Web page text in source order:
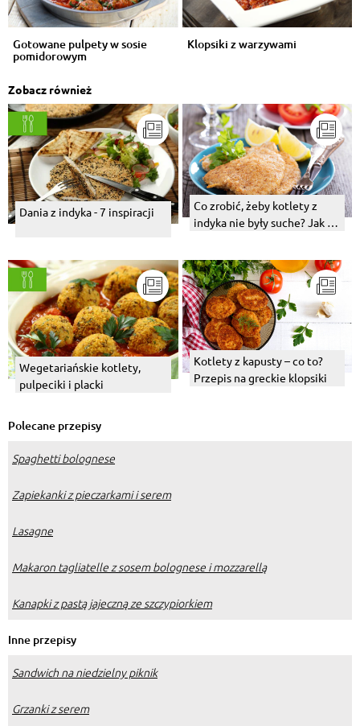
Gotowane pulpety w sosie
pomidorowym
Klopsiki z warzywami
Zobacz również
Dania z indyka - 7 inspiracji
Co zrobić, żeby kotlety z
indyka nie były suche? Jak je
Wegetariańskie kotlety,
pulpeciki i placki
Kotlety z kapusty – co to?
Przepis na greckie klopsiki
Polecane przepisy
Spaghetti bolognese
Zapiekanki z pieczarkami i serem
Lasagne
Makaron tagliatelle z sosem bolognese i mozzarellą
Kanapki z pastą jajeczną ze szczypiorkiem
Inne przepisy
Sandwich na niedzielny piknik
Grzanki z serem